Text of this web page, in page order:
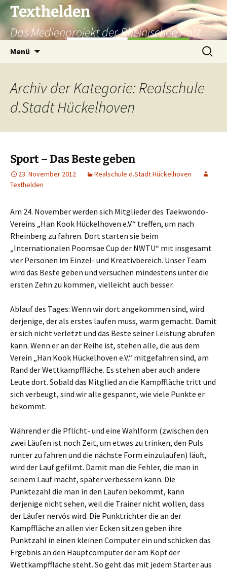
Texthelden
Das Medienprojekt der Rheinischen Post
Menü
Suchen
nach:
Archiv der Kategorie: Realschule
d.Stadt Hückelhoven
Sport – Das Beste geben
23. November 2012
Realschule d.Stadt Hückelhoven
Texthelden
Am 24. November werden sich Mitglieder des Taekwondo-
Vereins „Han Kook Hückelhoven e.V.“ treffen, um nach
Rheinberg zu fahren. Dort starten sie beim
„Internationalen Poomsae Cup der NWTU“ mit insgesamt
vier Personen im Einzel- und Kreativbereich. Unser Team
wird das Beste geben und versuchen mindestens unter die
ersten Zehn zu kommen, vielleicht auch besser.
Ablauf des Tages: Wenn wir dort angekommen sind, wird
derjenige, der als erstes laufen muss, warm gemacht. Damit
er sich nicht verletzt und das Beste seiner Leistung abrufen
kann. Wenn er an der Reihe ist, stehen alle, die aus dem
Verein „Han Kook Hückelhoven e.V.“ mitgefahren sind, am
Rand der Wettkampffläche. Es stehen aber auch andere
Leute dort. Sobald das Mitglied an die Kampffläche tritt und
sich verbeugt, sind wir alle gespannt, wie viele Punkte er
bekommt.
Während er die Pflicht- und eine Wahlform (zwischen den
zwei Läufen ist noch Zeit, um etwas zu trinken, den Puls
runter zu fahren und die nächste Form einzulaufen) läuft,
wird der Lauf gefilmt. Damit man die Fehler, die man in
seinem Lauf macht, später verbessern kann. Die
Punktezahl die man in den Läufen bekommt, kann
derjenige nicht sehen, weil die Trainer nicht wollen, dass
der Läufer nervös wird. Die Punktrichter die an der
Kampffläche an allen vier Ecken sitzen geben ihre
Punktzahl in einen kleinen Computer ein und schicken das
Ergebnis an den Hauptcomputer der am Kopf der
Wettkampffläche steht. So geht das mit jedem Starter aus